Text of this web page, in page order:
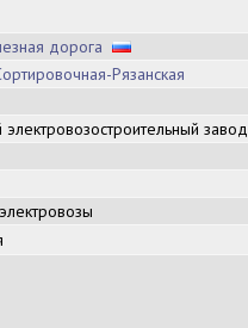
дорога
Рязанская
завод